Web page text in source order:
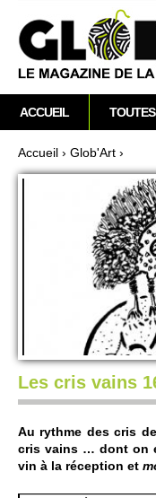
Vous êtes ici
Accueil › Glob'Art ›
Les cris vains
Au rythme des cris
cris vains … dont on
vin à la réce­ption et
M
e
n
u
l
ACCUEIL